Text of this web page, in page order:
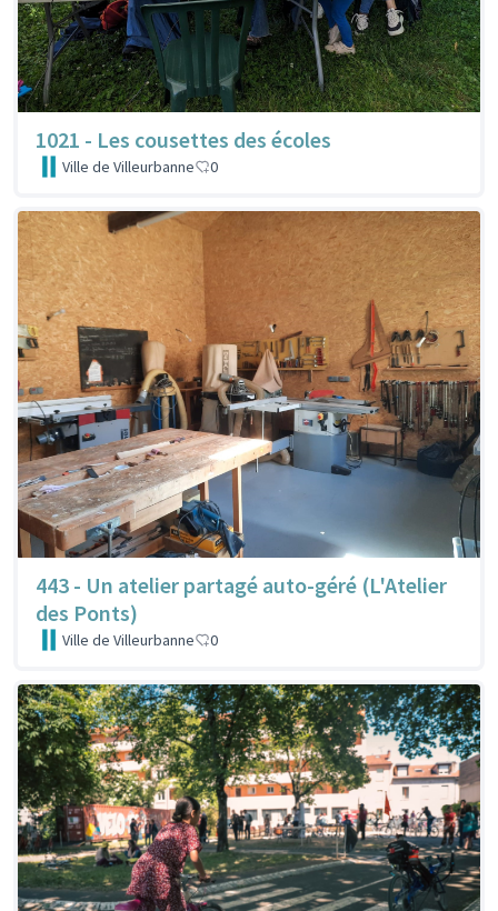
1021 - Les cousettes des écoles
Ville de Villeurbanne 0
443 - Un atelier partagé auto-géré (L'Atelier
des Ponts)
Ville de Villeurbanne 0